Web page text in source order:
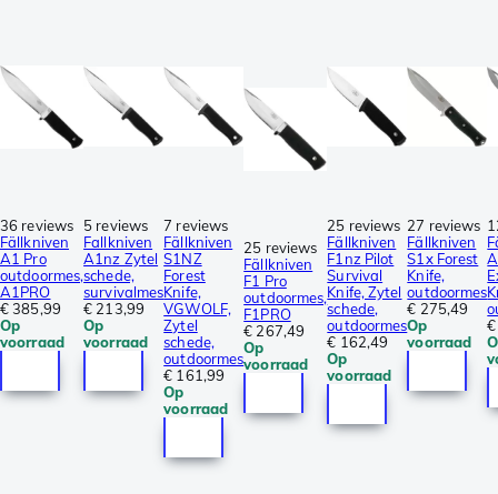
36 reviews
Fällkniven
A1 Pro
outdoormes,
A1PRO
€ 385,99
Op
voorraad
5 reviews
Fallkniven
A1nz Zytel
schede,
survivalmes
€ 213,99
Op
voorraad
7 reviews
Fällkniven
S1NZ
Forest
Knife,
VGWOLF,
Zytel
schede,
outdoormes
€ 161,99
Op
voorraad
25 reviews
Fällkniven
F1 Pro
outdoormes,
F1PRO
€ 267,49
Op
voorraad
25 reviews
Fällkniven
F1nz Pilot
Survival
Knife, Zytel
schede,
outdoormes
€ 162,49
Op
voorraad
27 reviews
Fällkniven
S1x Forest
Knife,
outdoormes
€ 275,49
Op
voorraad